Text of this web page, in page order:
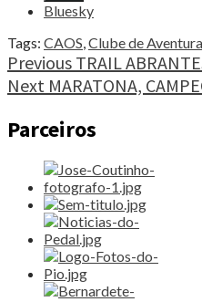
TAPADA
MILITAR
DE
MAFRA"
Bluesky
Tags: CAOS Clube de
Continue
Reading
Previous TRAIL
Next MARATONA,
Parceiros